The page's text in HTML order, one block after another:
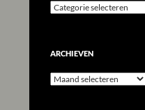
ARCHIEVEN
Archieven